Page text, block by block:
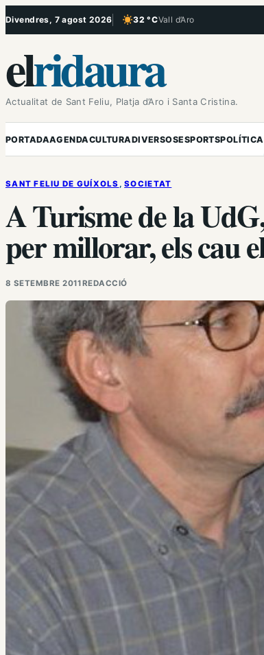
Vés
Divendres, 7 agost 2026 32 °CVall d’Aro
, Cel serè
elridaura
Actualitat de Sant Feliu, Platja d’Aro i Santa Cristina.
PORTADAAGENDACULTURADIVERSOSESPORTSPOLÍTICA
SANT FELIU DE GUÍXOLS , SOCIETAT
A Turisme de la
per millorar, els cau
8 SETEMBRE 2011REDACCIÓ